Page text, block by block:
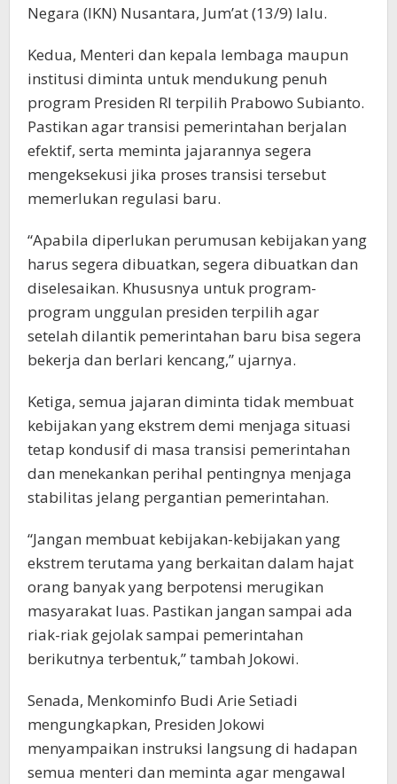
Negara (IKN) Nusantara, Jum’at (13/9) lalu.
Kedua, Menteri dan kepala lembaga maupun
institusi diminta untuk mendukung penuh
program Presiden RI terpilih Prabowo Subianto.
Pastikan agar transisi pemerintahan berjalan
efektif, serta meminta jajarannya segera
mengeksekusi jika proses transisi tersebut
memerlukan regulasi baru.
“Apabila diperlukan perumusan kebijakan yang
harus segera dibuatkan, segera dibuatkan dan
diselesaikan. Khususnya untuk program-
program unggulan presiden terpilih agar
setelah dilantik pemerintahan baru bisa segera
bekerja dan berlari kencang,” ujarnya.
Ketiga, semua jajaran diminta tidak membuat
kebijakan yang ekstrem demi menjaga situasi
tetap kondusif di masa transisi pemerintahan
dan menekankan perihal pentingnya menjaga
stabilitas jelang pergantian pemerintahan.
“Jangan membuat kebijakan-kebijakan yang
ekstrem terutama yang berkaitan dalam hajat
orang banyak yang berpotensi merugikan
masyarakat luas. Pastikan jangan sampai ada
riak-riak gejolak sampai pemerintahan
berikutnya terbentuk,” tambah Jokowi.
Senada, Menkominfo Budi Arie Setiadi
mengungkapkan, Presiden Jokowi
menyampaikan instruksi langsung di hadapan
semua menteri dan meminta agar mengawal